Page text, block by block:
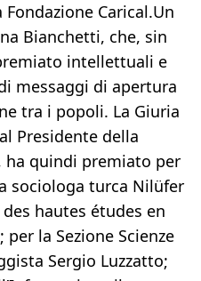
Carical.Un
Bianchetti, che, sin
intellettuali e
messaggi di apertura
tra i popoli. La Giuria
Presidente della
ha quindi premiato per
sociologa turca Nilüfer
hautes études en
la Sezione Scienze
Sergio Luzzatto;